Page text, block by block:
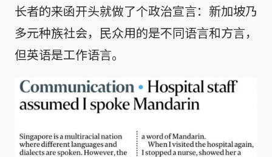
长者的来函开头就做了个政治宣言：新加坡乃
多元种族社会，民众用的是不同语言和方言，
但英语是工作语言。